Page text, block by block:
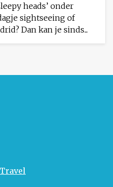
heads’ onder
sightseeing of
Dan kan je sinds...